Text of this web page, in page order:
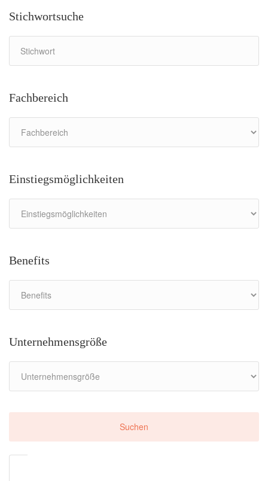
Stichwortsuche
Fachbereich
Einstiegsmöglichkeiten
Benefits
Unternehmensgröße